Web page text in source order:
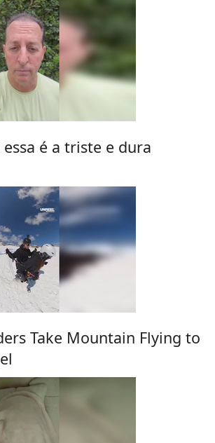
é a triste e dura
Take Mountain Flying to